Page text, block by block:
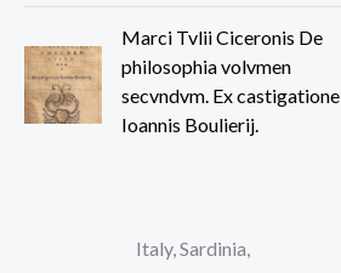
Marci Tvlii Ciceronis De
philosophia volvmen
secvndvm. Ex castigatione
Ioannis Boulierij.
Italy, Sardinia,